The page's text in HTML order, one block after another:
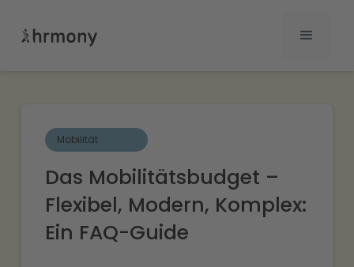
Mobilität
Das Mobilitätsbudget –
Flexibel, Modern, Komplex:
Ein FAQ-Guide